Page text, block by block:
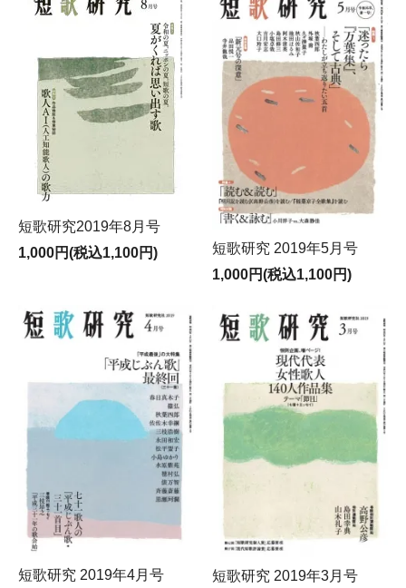
短歌研究2019年8月号
1,000円(税込1,100円)
短歌研究 2019年5月号
1,000円(税込1,100円)
短歌研究 2019年4月号
短歌研究 2019年3月号